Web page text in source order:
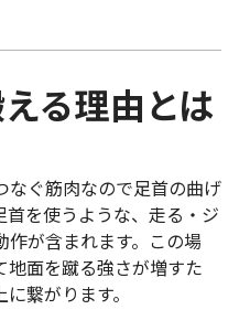
る理由とは
なぐ筋肉なので足首の曲げ
を使うような、走る・ジ
作が含まれます。この場
地面を蹴る強さが増すた
繋がります。